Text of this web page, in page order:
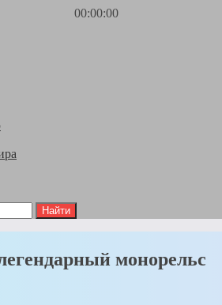
00:00:00
монорельс